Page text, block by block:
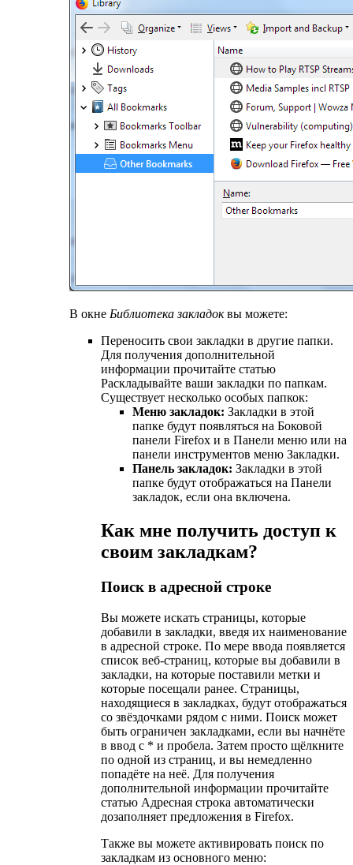
В окне Библиотека закладоквы можете:
Переносить свои закладки в другие папки.
Для получения дополнительной
информации прочитайте статью
Раскладывайте ваши закладки по папкам.
Существует несколько особых папкок:
Меню закладок: Закладки в этой
папке будут появляться на Боковой
панели Firefox и в Панели меню или на
панели инструментов меню Закладки.
Панель закладок: Закладки в этой
папке будут отображаться на Панели
закладок, если она включена.
Как мне получить доступ к
своим закладкам?
Поиск в адресной строке
Вы можете искать страницы, которые
добавили в закладки, введя их наименование
в адресной строке. По мере ввода появляется
список веб-страниц, которые вы добавили в
закладки, на которые поставили метки и
которые посещали ранее. Страницы,
находящиеся в закладках, будут отображаться
со звёздочками рядом с ними. Поиск может
быть ограничен закладками, если вы начнёте
в ввод с * и пробела. Затем просто щёлкните
по одной из страниц, и вы немедленно
попадёте на неё. Для получения
дополнительной информации прочитайте
статью Адресная строка автоматически
дозаполняет предложения в Firefox.
Также вы можете активировать поиск по
закладкам из основного меню: